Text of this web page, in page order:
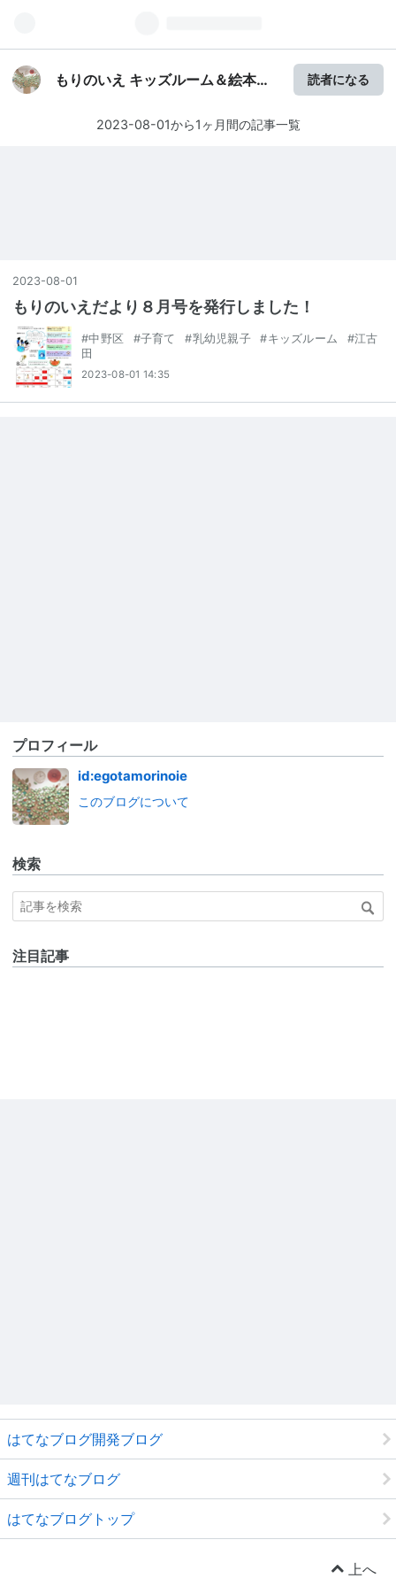
もりのいえ キッズルーム＆絵本ラ
読者になる
2023-08-01から1ヶ月間の記事一覧
2023-08-01
もりのいえだより８月号を発行しました！
#中野区 #子育て #乳幼児親子 #キッズルーム #江古
田
2023-08-01 14:35
プロフィール
id:egotamorinoie
このブログについて
検索
注目記事
はてなブログ開発ブログ
週刊はてなブログ
はてなブログトップ
上へ